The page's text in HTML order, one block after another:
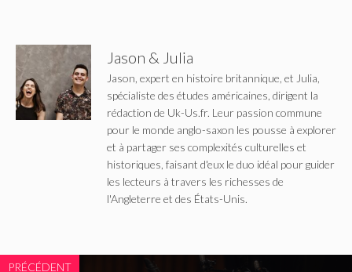
Jason & Julia
Jason, expert en histoire britannique, et Julia,
spécialiste des études américaines, dirigent la
rédaction de Uk-Us.fr. Leur passion commune
pour le monde anglo-saxon les pousse à explorer
et à partager ses complexités culturelles et
historiques, faisant d'eux le duo idéal pour guider
les lecteurs à travers les richesses de
l'Angleterre et des États-Unis.
PRÉCÉDENT